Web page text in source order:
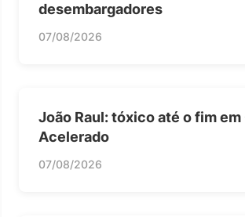
desembargadores
07/08/2026
João Raul: tóxico até o fim
Acelerado
07/08/2026